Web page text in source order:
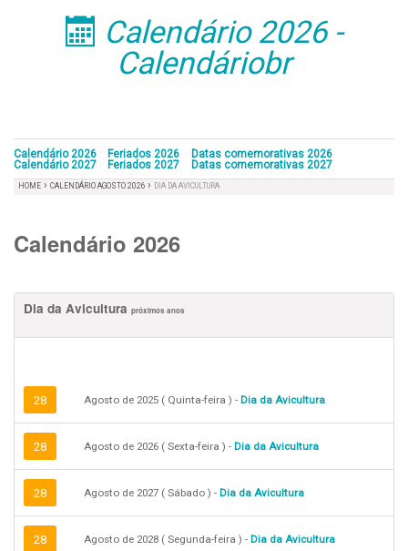
󰁣 Calendário 2026 -
Calendáriobr
Calendário 2026 Feriados 2026
Datas comemorativas 2026
Calendário 2027
Feriados 2027 Datas comemorativas 2027
HOME › CALENDÁRIO AGOSTO 2026 › DIA DA AVICULTURA
Calendário 2026
Dia da Avicultura próximos anos
28 Agosto de 2025 ( Quinta-feira ) - Dia da Avicultura
28 Agosto de 2026 ( Sexta-feira ) - Dia da Avicultura
28 Agosto de 2027 ( Sábado ) - Dia da Avicultura
28 Agosto de 2028 ( Segunda-feira ) - Dia da Avicultura